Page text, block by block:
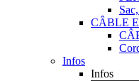
CÂBLE
Infos
Infos